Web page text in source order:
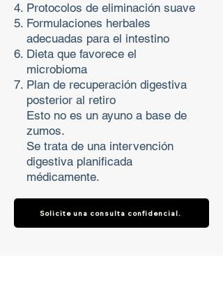
Protocolos de eliminación suave
Formulaciones herbales
adecuadas para el intestino
Dieta que favorece el
microbioma
Plan de recuperación digestiva
posterior al retiro
Esto no es un ayuno a base de
zumos.
Se trata de una intervención
digestiva planificada
médicamente.
Solicite una consulta confidencial.